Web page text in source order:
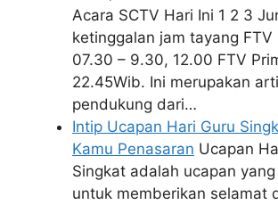
Acara SCTV Hari Ini 1 2 3
ketinggalan jam tayang FTV
07.30 – 9.30, 12.00 FTV
22.45Wib. Ini merupakan
pendukung dari…
Intip Ucapan Hari Guru
Kamu Penasaran Ucapan
Singkat adalah ucapan
untuk memberikan selamat